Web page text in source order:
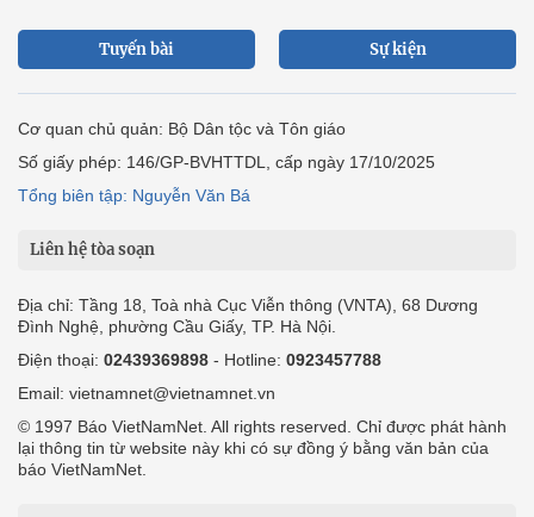
Tuyến bài Sự kiện
Cơ quan chủ quản: Bộ Dân tộc và Tôn giáo
Số giấy phép: 146/GP-BVHTTDL, cấp ngày 17/10/2025
Tổng biên tập: Nguyễn Văn Bá
Liên hệ tòa soạn
Địa chỉ: Tầng 18, Toà nhà Cục Viễn thông (VNTA), 68 Dương
Đình Nghệ, phường Cầu Giấy, TP. Hà Nội.
Điện thoại: 02439369898 - Hotline: 0923457788
Email: vietnamnet@vietnamnet.vn
© 1997 Báo VietNamNet. All rights reserved. Chỉ được phát hành
lại thông tin từ website này khi có sự đồng ý bằng văn bản của
báo VietNamNet.